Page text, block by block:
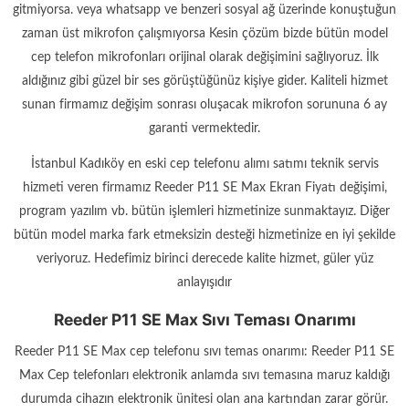
gitmiyorsa. veya whatsapp ve benzeri sosyal ağ üzerinde konuştuğun
zaman üst mikrofon çalışmıyorsa Kesin çözüm bizde bütün model
cep telefon mikrofonları orijinal olarak değişimini sağlıyoruz. İlk
aldığınız gibi güzel bir ses görüştüğünüz kişiye gider. Kaliteli hizmet
sunan firmamız değişim sonrası oluşacak mikrofon sorununa 6 ay
garanti vermektedir.
İstanbul Kadıköy en eski cep telefonu alımı satımı teknik servis
hizmeti veren firmamız Reeder P11 SE Max Ekran Fiyatı değişimi,
program yazılım vb. bütün işlemleri hizmetinize sunmaktayız. Diğer
bütün model marka fark etmeksizin desteği hizmetinize en iyi şekilde
veriyoruz. Hedefimiz birinci derecede kalite hizmet, güler yüz
anlayışıdır
Reeder P11 SE Max Sıvı Teması Onarımı
Reeder P11 SE Max cep telefonu sıvı temas onarımı: Reeder P11 SE
Max Cep telefonları elektronik anlamda sıvı temasına maruz kaldığı
durumda cihazın elektronik ünitesi olan ana kartından zarar görür.